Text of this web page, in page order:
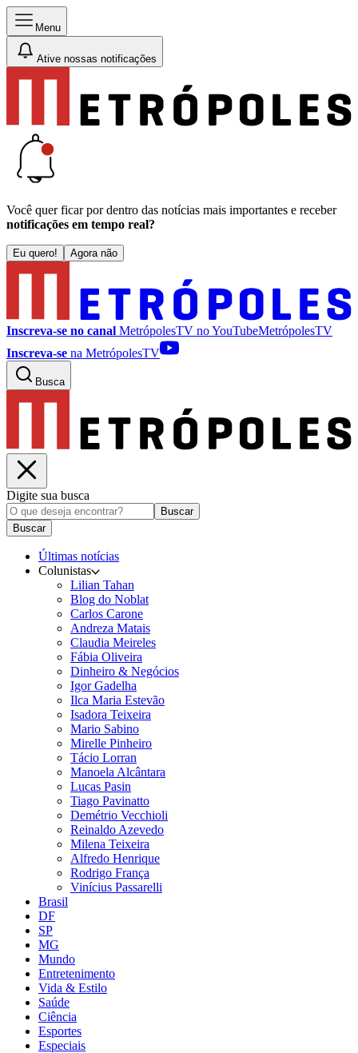
Menu
Ative nossas notificações
Você quer ficar por dentro das notícias mais importantes e receber
notificações em tempo real?
Eu quero! Agora não
Inscreva-se no canal MetrópolesTV noYouTubeMetrópolesTV
Inscreva-se na MetrópolesTV
Busca
Digite sua busca
Buscar
Buscar
Últimas notícias
Colunistas
Lilian Tahan
Blog do Noblat
Carlos Carone
Andreza Matais
Claudia Meireles
Fábia Oliveira
Dinheiro & Negócios
Igor Gadelha
Ilca Maria Estevão
Isadora Teixeira
Mario Sabino
Mirelle Pinheiro
Tácio Lorran
Manoela Alcântara
Lucas Pasin
Tiago Pavinatto
Demétrio Vecchioli
Reinaldo Azevedo
Milena Teixeira
Alfredo Henrique
Rodrigo França
Vinícius Passarelli
Brasil
DF
SP
MG
Mundo
Entretenimento
Vida & Estilo
Saúde
Ciência
Esportes
Especiais